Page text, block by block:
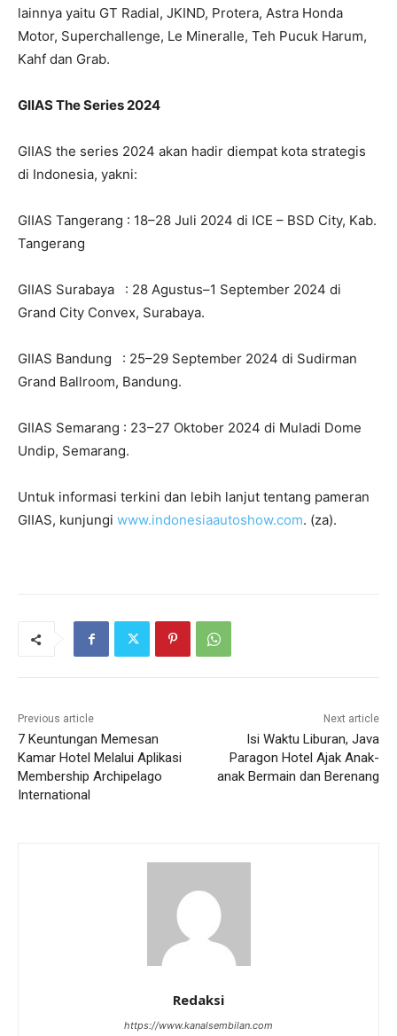
lainnya yaitu GT Radial, JKIND, Protera, Astra Honda
Motor, Superchallenge, Le Mineralle, Teh Pucuk Harum,
Kahf dan Grab.
GIIAS The Series 2024
GIIAS the series 2024 akan hadir diempat kota strategis
di Indonesia, yakni:
GIIAS Tangerang : 18–28 Juli 2024 di ICE – BSD City, Kab.
Tangerang
GIIAS Surabaya : 28 Agustus–1 September 2024 di
Grand City Convex, Surabaya.
GIIAS Bandung : 25–29 September 2024 di Sudirman
Grand Ballroom, Bandung.
GIIAS Semarang : 23–27 Oktober 2024 di Muladi Dome
Undip, Semarang.
Untuk informasi terkini dan lebih lanjut tentang pameran
GIIAS, kunjungi www.indonesiaautoshow.com. (za).
Previous article
7 Keuntungan Memesan
Kamar Hotel Melalui Aplikasi
Membership Archipelago
International
Next article
Isi Waktu Liburan, Java
Paragon Hotel Ajak Anak-
anak Bermain dan Berenang
Redaksi
https://www.kanalsembilan.com